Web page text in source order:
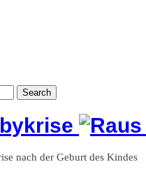
nach der Geburt des Kindes